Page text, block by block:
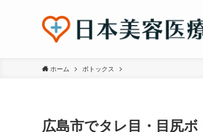
ホーム ボトックス
広島市でタレ目・目尻